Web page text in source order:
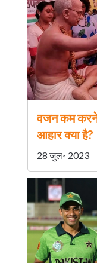
वजन कम करने
आहार क्या है?
28 जुल॰ 2023